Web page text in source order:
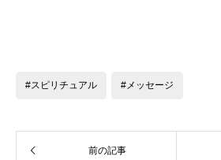
#スピリチュアル #メッセージ
前の記事